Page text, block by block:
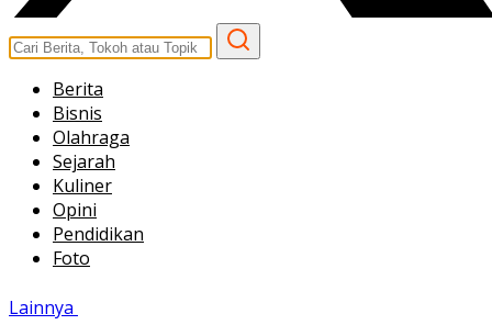
Berita
Bisnis
Olahraga
Sejarah
Kuliner
Opini
Pendidikan
Foto
Lainnya